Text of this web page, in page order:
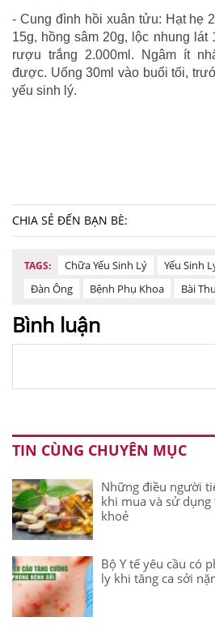
- Cung đình hồi xuân tửu: Hạt hẹ
15g, hồng sâm 20g, lộc nhung lát
rượu trắng 2.000ml. Ngâm ít
được. Uống 30ml vào buổi tối,
yếu sinh lý.
CHIA SẺ ĐẾN BẠN BÈ:
TAGS: Chữa Yếu Sinh Lý Yếu Sinh
Đàn Ông
Bệnh Phụ Khoa Bài
Bình luận
TIN CÙNG CHUYÊN MỤC
Những điều người
khi mua và sử
khoẻ
Bộ Y tế yêu cầu có
ly khi tăng ca sởi